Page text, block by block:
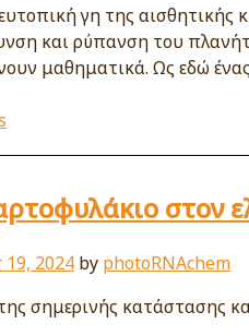
γη της αισθητικής
και ρύπανση του
μαθηματικά. Ως εδώ
στον
2024 by photoRNAchem
σημερινής κατάστασης